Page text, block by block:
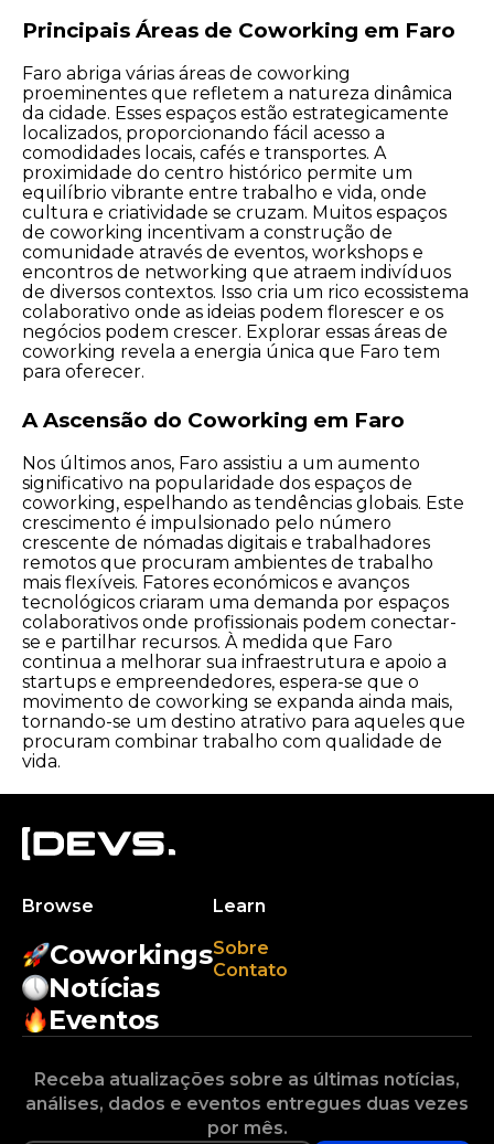
Principais Áreas de Coworking em Faro
Faro abriga várias áreas de coworking
proeminentes que refletem a natureza dinâmica
da cidade. Esses espaços estão estrategicamente
localizados, proporcionando fácil acesso a
comodidades locais, cafés e transportes. A
proximidade do centro histórico permite um
equilíbrio vibrante entre trabalho e vida, onde
cultura e criatividade se cruzam. Muitos espaços
de coworking incentivam a construção de
comunidade através de eventos, workshops e
encontros de networking que atraem indivíduos
de diversos contextos. Isso cria um rico ecossistema
colaborativo onde as ideias podem florescer e os
negócios podem crescer. Explorar essas áreas de
coworking revela a energia única que Faro tem
para oferecer.
A Ascensão do Coworking em Faro
Nos últimos anos, Faro assistiu a um aumento
significativo na popularidade dos espaços de
coworking, espelhando as tendências globais. Este
crescimento é impulsionado pelo número
crescente de nómadas digitais e trabalhadores
remotos que procuram ambientes de trabalho
mais flexíveis. Fatores económicos e avanços
tecnológicos criaram uma demanda por espaços
colaborativos onde profissionais podem conectar-
se e partilhar recursos. À medida que Faro
continua a melhorar sua infraestrutura e apoio a
startups e empreendedores, espera-se que o
movimento de coworking se expanda ainda mais,
tornando-se um destino atrativo para aqueles que
procuram combinar trabalho com qualidade de
vida.
Browse
Coworkings
Notícias
Eventos
Learn
Sobre
Contato
Receba atualizações sobre as últimas notícias,
análises, dados e eventos entregues duas vezes
por mês.